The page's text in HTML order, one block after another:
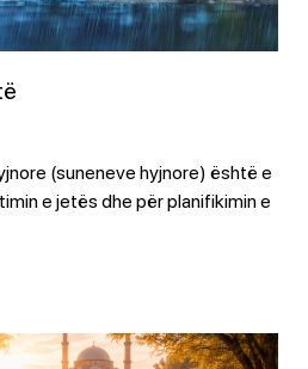
e jetës dhe për planifikimin e